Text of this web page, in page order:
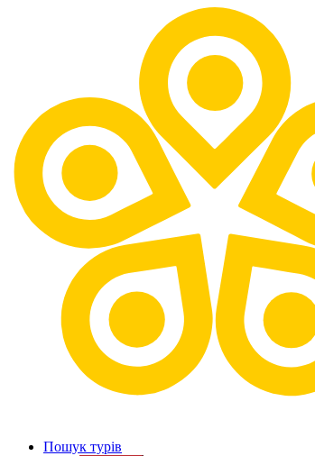
Пошук турів